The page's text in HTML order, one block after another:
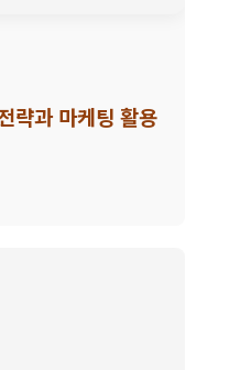
략과 마케팅 활용